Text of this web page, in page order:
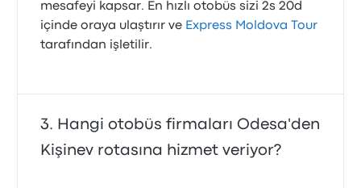
mesafeyi kapsar. En hızlı otobüs sizi 2s 20d
içinde oraya ulaştırır ve Express Moldova Tour
tarafından işletilir.
Hangi otobüs firmaları Odesa'den
Kişinev rotasına hizmet veriyor?